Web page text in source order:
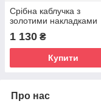
Срібна каблучка з
золотими накладками
1 130 ₴
Купити
Про нас